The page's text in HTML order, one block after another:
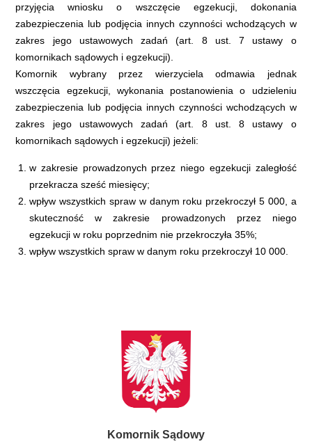
przyjęcia wniosku o wszczęcie egzekucji, dokonania
zabezpieczenia lub podjęcia innych czynności wchodzących w
zakres jego ustawowych zadań (art. 8 ust. 7 ustawy o
komornikach sądowych i egzekucji).
Komornik wybrany przez wierzyciela odmawia jednak
wszczęcia egzekucji, wykonania postanowienia o udzieleniu
zabezpieczenia lub podjęcia innych czynności wchodzących w
zakres jego ustawowych zadań (art. 8 ust. 8 ustawy o
komornikach sądowych i egzekucji) jeżeli:
w zakresie prowadzonych przez niego egzekucji zaległość
przekracza sześć miesięcy;
wpływ wszystkich spraw w danym roku przekroczył 5 000, a
skuteczność w zakresie prowadzonych przez niego
egzekucji w roku poprzednim nie przekroczyła 35%;
wpływ wszystkich spraw w danym roku przekroczył 10 000.
Komornik Sądowy